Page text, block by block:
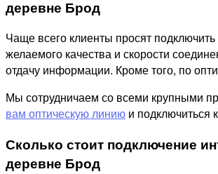
деревне Брод
Чаще всего клиенты просят
желаемого качества и скорости
отдачу информации. Кроме того, по
Мы сотрудничаем со всеми крупными
вам оптическую линию и подключиться
Сколько стоит подключение
деревне Брод